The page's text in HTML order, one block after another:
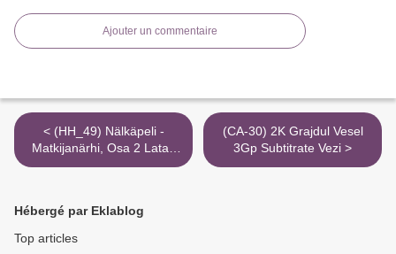
Ajouter un commentaire
< (HH_49) Nälkäpeli -
Matkijanärhi, Osa 2 Lataa
Mkv 4K Verkossa
(CA-30) 2K Grajdul Vesel
3Gp Subtitrate Vezi >
Hébergé par Eklablog
Top articles